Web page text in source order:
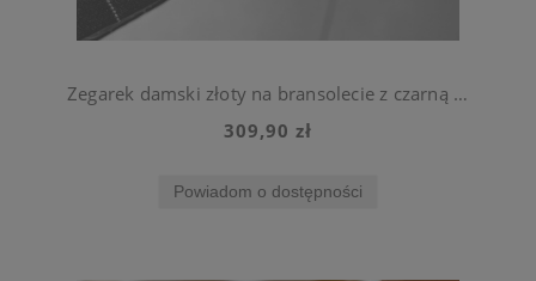
Zegarek damski złoty na bransolecie z czarną tarczą ze stali chirurgicznej
309,90 zł
Powiadom o dostępności